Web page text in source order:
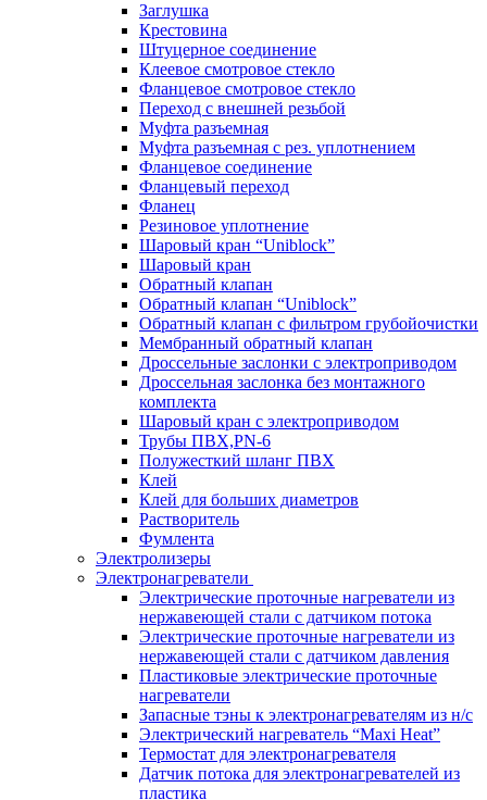
Заглушка
Крестовина
Штуцерное соединение
Клеевое смотровое стекло
Фланцевое смотровое стекло
Переход с внешней резьбой
Муфта разъемная
Муфта разъемная с рез. уплотнением
Фланцевое соединение
Фланцевый переход
Фланец
Резиновое уплотнение
Шаровый кран “Uniblock”
Шаровый кран
Обратный клапан
Обратный клапан “Uniblock”
Обратный клапан с фильтром грубойочистки
Мембранный обратный клапан
Дроссельные заслонки с электроприводом
Дроссельная заслонка без монтажного
комплекта
Шаровый кран с электроприводом
Трубы ПВХ,PN-6
Полужесткий шланг ПВХ
Клей
Клей для больших диаметров
Растворитель
Фумлента
Электролизеры
Электронагреватели
Электрические проточные нагреватели из
нержавеющей стали с датчиком потока
Электрические проточные нагреватели из
нержавеющей стали с датчиком давления
Пластиковые электрические проточные
нагреватели
Запасные тэны к электронагревателям из н/с
Электрический нагреватель “Maxi Heat”
Термостат для электронагревателя
Датчик потока для электронагревателей из
пластика